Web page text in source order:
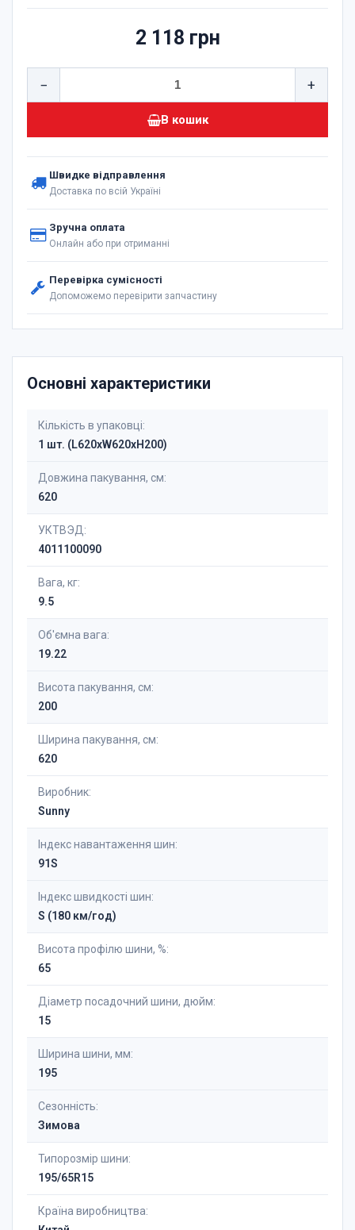
2 118 грн
− +
В кошик
Швидке відправлення
Доставка по всій Україні
Зручна оплата
Онлайн або при отриманні
Перевірка сумісності
Допоможемо перевірити запчастину
Основні характеристики
Кількість в упаковці:
1 шт. (L620xW620xH200)
Довжина пакування, см:
620
УКТВЭД:
4011100090
Вага, кг:
9.5
Об'ємна вага:
19.22
Висота пакування, см:
200
Ширина пакування, см:
620
Виробник:
Sunny
Індекс навантаження шин:
91S
Індекс швидкості шин:
S (180 км/год)
Висота профілю шини, %:
65
Діаметр поcадочний шини, дюйм:
15
Ширина шини, мм:
195
Сезонність:
Зимова
Типорозмір шини:
195/65R15
Країна виробництва: